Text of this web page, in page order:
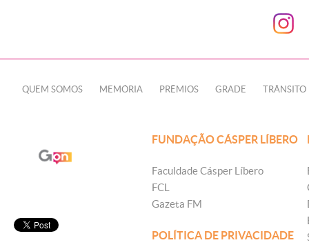
QUEM SOMOS MEMÓRIA PRÊMIOS GRADE TRÂNSITO
FUNDAÇÃO CÁSPER LÍBERO
Faculdade Cásper Líbero
FCL
Gazeta FM
POLÍTICA DE PRIVACIDADE